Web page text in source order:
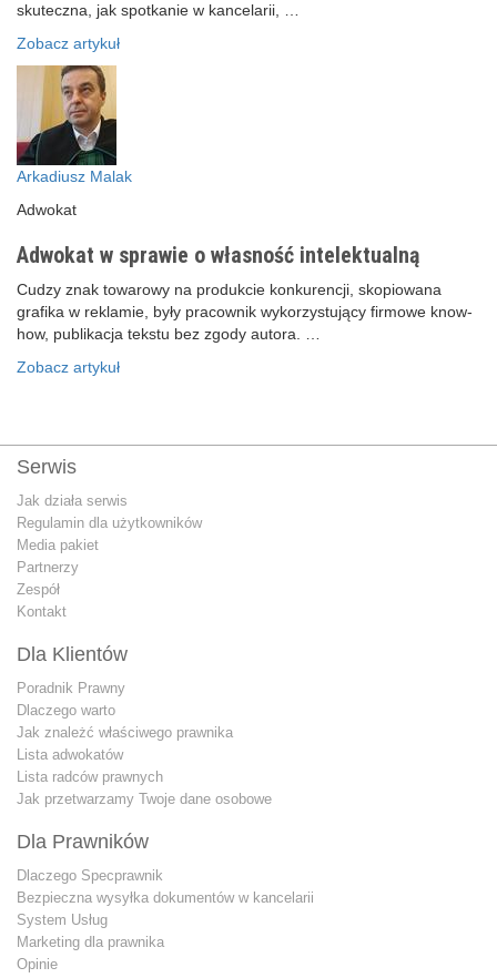
skuteczna, jak spotkanie w kancelarii, …
Zobacz artykuł
Arkadiusz Malak
Adwokat
Adwokat w sprawie o własność intelektualną
Cudzy znak towarowy na produkcie konkurencji, skopiowana
grafika w reklamie, były pracownik wykorzystujący firmowe know-
how, publikacja tekstu bez zgody autora. …
Zobacz artykuł
Serwis
Jak działa serwis
Regulamin dla użytkowników
Media pakiet
Partnerzy
Zespół
Kontakt
Dla Klientów
Poradnik Prawny
Dlaczego warto
Jak znależć właściwego prawnika
Lista adwokatów
Lista radców prawnych
Jak przetwarzamy Twoje dane osobowe
Dla Prawników
Dlaczego Specprawnik
Bezpieczna wysyłka dokumentów w kancelarii
System Usług
Marketing dla prawnika
Opinie